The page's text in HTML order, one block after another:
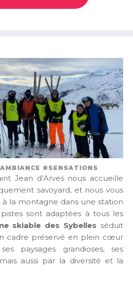
#SENSATIONS
Jean d’Arves nous accueille
savoyard, et nous vous
la montagne dans une station
sont adaptées à tous les
skiable des Sybelles séduit
cadre préservé en plein cœur
paysages grandioses, ses
aussi par la diversité et la